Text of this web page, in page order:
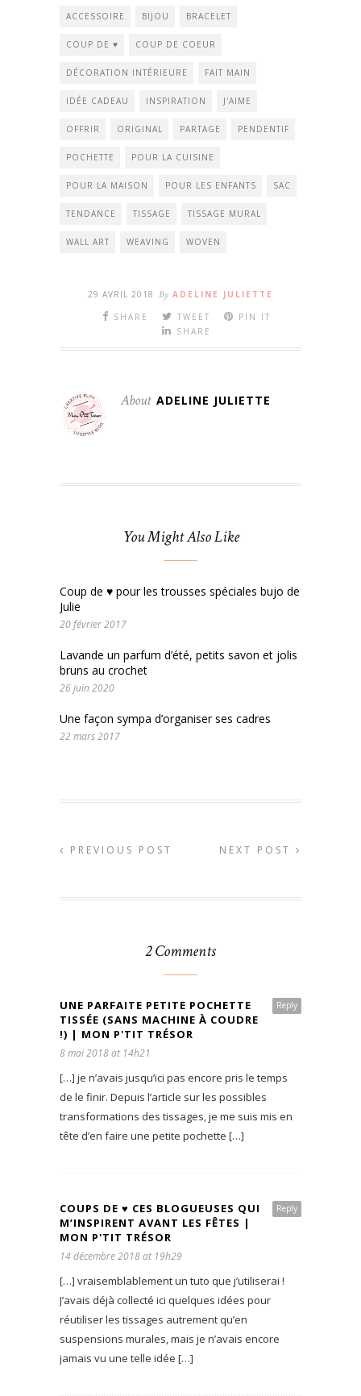
ACCESSOIRE BIJOU BRACELET
COUP DE ♥ COUP DE COEUR
DÉCORATION INTÉRIEURE FAIT MAIN
IDÉE CADEAU INSPIRATION J'AIME
OFFRIR ORIGINAL PARTAGE PENDENTIF
POCHETTE POUR LA CUISINE
POUR LA MAISON POUR LES ENFANTS SAC
TENDANCE TISSAGE TISSAGE MURAL
WALL ART WEAVING WOVEN
29 AVRIL 2018 By ADELINE JULIETTE
SHARE
TWEET
PIN IT
SHARE
About ADELINE JULIETTE
You Might Also Like
Coup de ♥ pour les trousses spéciales bujo de
Julie
20 février 2017
Lavande un parfum d’été, petits savon et jolis
bruns au crochet
26 juin 2020
Une façon sympa d’organiser ses cadres
22 mars 2017
PREVIOUS POST NEXT POST
2 Comments
Reply
UNE PARFAITE PETITE POCHETTE
TISSÉE (SANS MACHINE À COUDRE
!) | MON P'TIT TRÉSOR
8 mai 2018 at 14h21
[…] je n’avais jusqu’ici pas encore pris le temps
de le finir. Depuis l’article sur les possibles
transformations des tissages, je me suis mis en
tête d’en faire une petite pochette […]
Reply
COUPS DE ♥ CES BLOGUEUSES QUI
M’INSPIRENT AVANT LES FÊTES |
MON P'TIT TRÉSOR
14 décembre 2018 at 19h29
[…] vraisemblablement un tuto que j’utiliserai !
J’avais déjà collecté ici quelques idées pour
réutiliser les tissages autrement qu’en
suspensions murales, mais je n’avais encore
jamais vu une telle idée […]